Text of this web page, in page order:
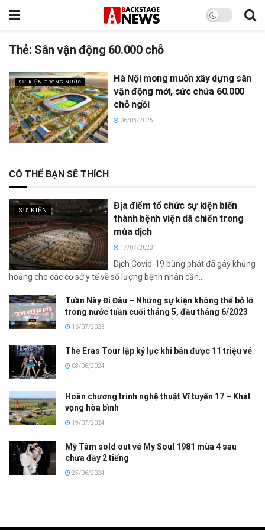
Thẻ: Sân vận động 60.000 chỗ
SỰ KIỆN TRONG NƯỚC
Hà Nội mong muốn xây dựng sân
vận động mới, sức chứa 60.000
chỗ ngồi
06/03/2025
CÓ THỂ BẠN SẼ THÍCH
SỰ KIỆN
Địa điểm tổ chức sự kiện biến
thành bệnh viện dã chiến trong
mùa dịch
17/07/2023
Dịch Covid-19 bùng phát đã gây khủng
hoảng cho các cơ sở y tế về số lượng bệnh nhân cần...
Tuần Này Đi Đâu – Những sự kiện không thể bỏ lỡ
trong nước tuần cuối tháng 5, đầu tháng 6/2023
16/07/2023
The Eras Tour lập kỷ lục khi bán được 11 triệu vé
08/06/2024
Hoãn chương trình nghệ thuật Vĩ tuyến 17 – Khát
vọng hòa bình
19/07/2024
Mỹ Tâm sold out vé My Soul 1981 mùa 4 sau
chưa đầy 2 tiếng
25/06/2024